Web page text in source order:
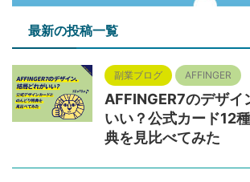
最新の投稿一覧
副業ブログ AFFINGER
AFFINGER7のデザイ
いい？公式カード12
典を見比べてみた